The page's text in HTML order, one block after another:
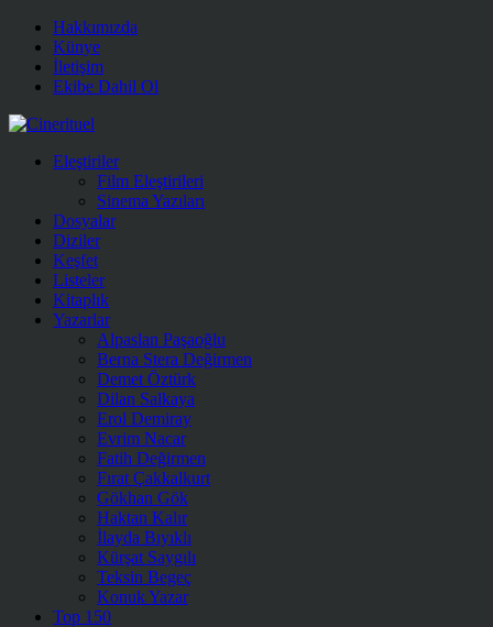
Hakkımızda
Künye
İletişim
Ekibe Dahil Ol
Eleştiriler
Film Eleştirileri
Sinema Yazıları
Dosyalar
Diziler
Keşfet
Listeler
Kitaplık
Yazarlar
Alpaslan Paşaoğlu
Berna Stera Değirmen
Demet Öztürk
Dilan Salkaya
Erol Demiray
Evrim Nacar
Fatih Değirmen
Fırat Çakkalkurt
Gökhan Gök
Haktan Kalır
İlayda Bıyıklı
Kürşat Saygılı
Teksin Begeç
Konuk Yazar
Top 150